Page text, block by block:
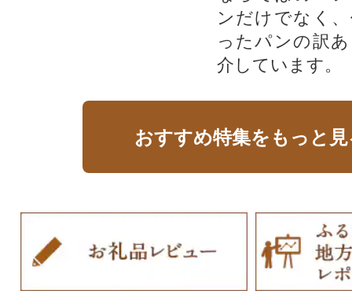
ンだけでなく
ったパンの訳
介しています。
おすすめ特集をもっと